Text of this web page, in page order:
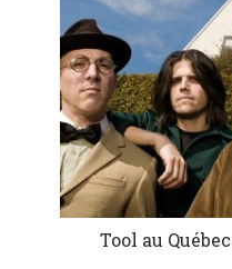
Tool au